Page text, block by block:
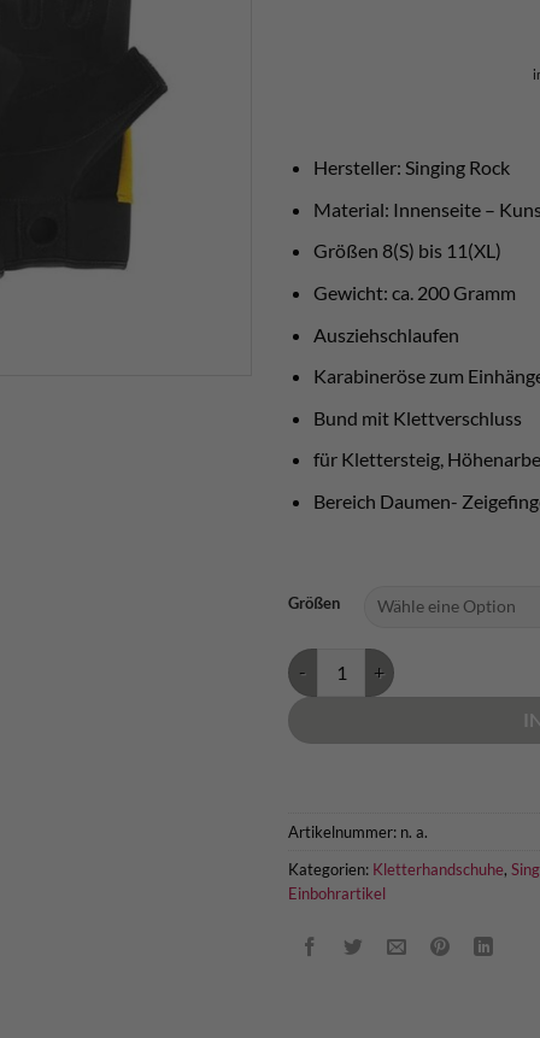
Hersteller: Singing Rock
Material: Innenseite –
Größen 8(S) bis 11(XL)
Gewicht: ca. 200 Gramm
Ausziehschlaufen
Karabineröse zum
Bund mit Klettverschluss
für Klettersteig,
Bereich Daumen-
Größen
Singing Rock Falconer 3/4
Artikelnummer: n. a.
Kategorien: Kletterhandschuhe,
Einbohrartikel